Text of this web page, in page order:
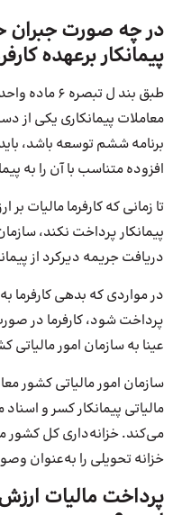
در چه صورت جبران
پیمانکار برعهده
برنامه ششم توسعه باشد،
افزوده متناسب با آن را به
تا زمانی که کارفرما مالیات بر
پیمانکار پرداخت نکند،
دریافت جریمه دیرکرد از
در مواردی که بدهی کارفرما
پرداخت شود، کارفرما در
عینا به سازمان امور
سازمان امور مالیاتی کشور
مالیاتی پیمانکار کسر و
می‌کند. خزانه‌داری کل
خزانه تحویلی را به‌عنوان
پرداخت مالیات